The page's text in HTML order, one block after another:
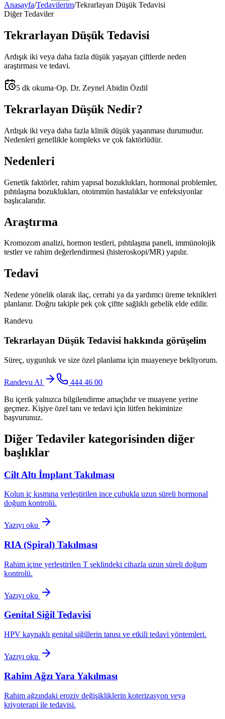
Anasayfa/Tedavilerim/Tekrarlayan Düşük Tedavisi
Diğer Tedaviler
Tekrarlayan Düşük Tedavisi
Ardışık iki veya daha fazla düşük yaşayan çiftlerde neden
araştırması ve tedavi.
5 dk okuma·Op. Dr. Zeynel Abidin Özdil
Tekrarlayan Düşük Nedir?
Ardışık iki veya daha fazla klinik düşük yaşanması durumudur.
Nedenleri genellikle kompleks ve çok faktörlüdür.
Nedenleri
Genetik faktörler, rahim yapısal bozuklukları, hormonal problemler,
pıhtılaşma bozuklukları, otoimmün hastalıklar ve enfeksiyonlar
başlıcalarıdır.
Araştırma
Kromozom analizi, hormon testleri, pıhtılaşma paneli, immünolojik
testler ve rahim değerlendirmesi (histeroskopi/MR) yapılır.
Tedavi
Nedene yönelik olarak ilaç, cerrahi ya da yardımcı üreme teknikleri
planlanır. Doğru takiple pek çok çiftte sağlıklı gebelik elde edilir.
Randevu
Tekrarlayan Düşük Tedavisi hakkında görüşelim
Süreç, uygunluk ve size özel planlama için muayeneye bekliyorum.
Randevu Al
444 46 00
Bu içerik yalnızca bilgilendirme amaçlıdır ve muayene yerine
geçmez. Kişiye özel tanı ve tedavi için lütfen hekiminize
başvurunuz.
Diğer Tedaviler kategorisinden diğer
başlıklar
Cilt Altı İmplant Takılması
Kolun iç kısmına yerleştirilen ince çubukla uzun süreli hormonal
doğum kontrolü.
Yazıyı oku
RIA (Spiral) Takılması
Rahim içine yerleştirilen T şeklindeki cihazla uzun süreli doğum
kontrolü.
Yazıyı oku
Genital Siğil Tedavisi
HPV kaynaklı genital siğillerin tanısı ve etkili tedavi yöntemleri.
Yazıyı oku
Rahim Ağzı Yara Yakılması
Rahim ağzındaki eroziv değişikliklerin koterizasyon veya
kriyoterapi ile tedavisi.